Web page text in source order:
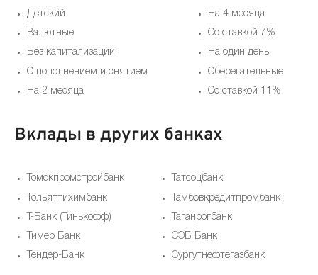
Детский
Валютные
Без капитализации
С пополнением и снятием
На 2 месяца
На 4 месяца
Со ставкой 7%
На один день
Сберегательные
Со ставкой 11%
Вклады в других банках
Томскпромстройбанк
Тольяттихимбанк
Т-Банк (Тинькофф)
Тимер Банк
Тендер-Банк
Татсоцбанк
Тамбовкредитпромбанк
Таганрогбанк
СЭБ Банк
Сургутнефтегазбанк